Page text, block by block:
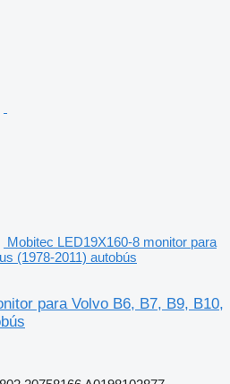
Mobitec LED19X160-8 monitor para
(1978-2011) autobús
para Volvo B6, B7, B9, B10,